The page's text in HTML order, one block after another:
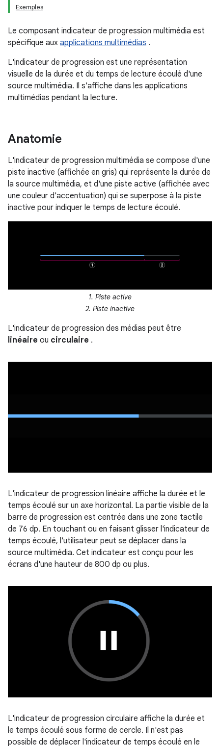
Exemples
Le composant indicateur de progression multimédia est
spécifique aux applications multimédias .
L'indicateur de progression est une représentation
visuelle de la durée et du temps de lecture écoulé d'une
source multimédia. Il s'affiche dans les applications
multimédias pendant la lecture.
Anatomie
L'indicateur de progression multimédia se compose d'une
piste inactive (affichée en gris) qui représente la durée de
la source multimédia, et d'une piste active (affichée avec
une couleur d'accentuation) qui se superpose à la piste
inactive pour indiquer le temps de lecture écoulé.
1. Piste active
2. Piste inactive
L'indicateur de progression des médias peut être
linéaire ou circulaire .
L'indicateur de progression linéaire affiche la durée et le
temps écoulé sur un axe horizontal. La partie visible de la
barre de progression est centrée dans une zone tactile
de 76 dp. En touchant ou en faisant glisser l'indicateur de
temps écoulé, l'utilisateur peut se déplacer dans la
source multimédia. Cet indicateur est conçu pour les
écrans d'une hauteur de 800 dp ou plus.
L'indicateur de progression circulaire affiche la durée et
le temps écoulé sous forme de cercle. Il n'est pas
possible de déplacer l'indicateur de temps écoulé en le